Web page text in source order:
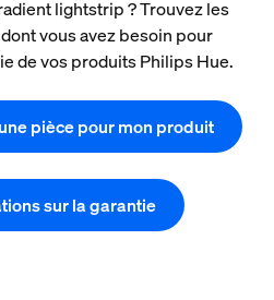
lightstrip ? Trouvez les
vous avez besoin pour
de vos produits Philips Hue.
pièce pour mon produit
sur la garantie